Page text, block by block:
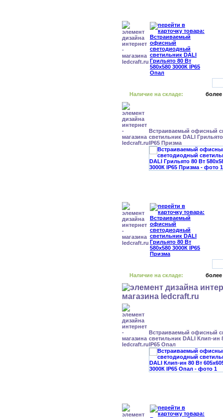
Наличие на складе: более
Встраиваемый офисный
светильник DALI
IP65 Призма
Наличие на складе: более
Встраиваемый офисный
светильник DALI Клип-ин
IP65 Опал